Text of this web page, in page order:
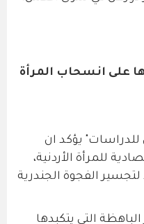
على انسحاب المرأة
يؤكد ان
للمرأة الأردنية،
الفجوة الجندرية
التي يتكبدها